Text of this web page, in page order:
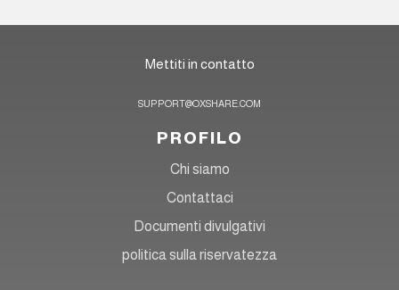
Mettiti in contatto
SUPPORT@OXSHARE.COM
PROFILO
Chi siamo
Contattaci
Documenti divulgativi
politica sulla riservatezza